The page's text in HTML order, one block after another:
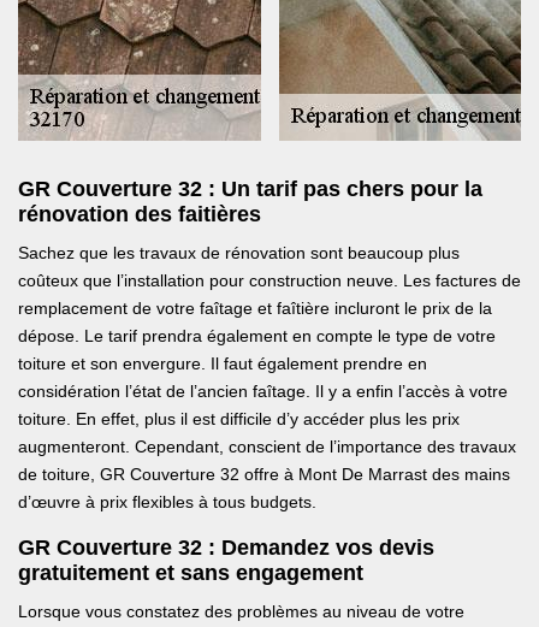
GR Couverture 32 : Un tarif pas chers pour la
rénovation des faitières
Sachez que les travaux de rénovation sont beaucoup plus
coûteux que l’installation pour construction neuve. Les factures de
remplacement de votre faîtage et faîtière incluront le prix de la
dépose. Le tarif prendra également en compte le type de votre
toiture et son envergure. Il faut également prendre en
considération l’état de l’ancien faîtage. Il y a enfin l’accès à votre
toiture. En effet, plus il est difficile d’y accéder plus les prix
augmenteront. Cependant, conscient de l’importance des travaux
de toiture, GR Couverture 32 offre à Mont De Marrast des mains
d’œuvre à prix flexibles à tous budgets.
GR Couverture 32 : Demandez vos devis
gratuitement et sans engagement
Lorsque vous constatez des problèmes au niveau de votre